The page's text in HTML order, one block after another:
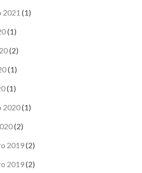
2021 (1)
(1)
(2)
(1)
(1)
2020(1)
(2)
2019(2)
2019(2)